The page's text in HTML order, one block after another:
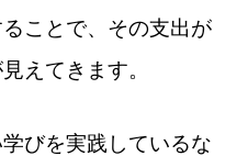
ことで、その支出が
えてきます。
びを実践しているな